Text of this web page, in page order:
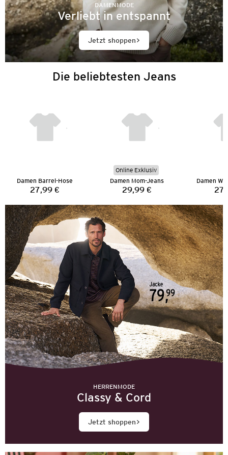
DAMENMODE
Verliebt in entspannt
Jetzt shoppen
Die beliebtesten Jeans
Damen Barrel-Hose
Preis:
27,99 €
Online Exklusiv
Damen Mom-Jeans
Preis:
29,99 €
Damen
HERRENMODE
Classy & Cord
Jetzt shoppen